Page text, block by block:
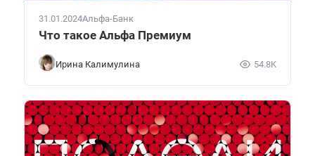
31.01.2024Альфа-Банк
Что такое Альфа Премиум
Ирина Калимулина 54.8K